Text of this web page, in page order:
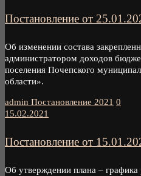
Постановление от
Об изменении состава
администратором доходов
поселения Почепского
области».
admin Постановление 2021 0
15.02.2021
Постановление от
Об утверждении плана – графика